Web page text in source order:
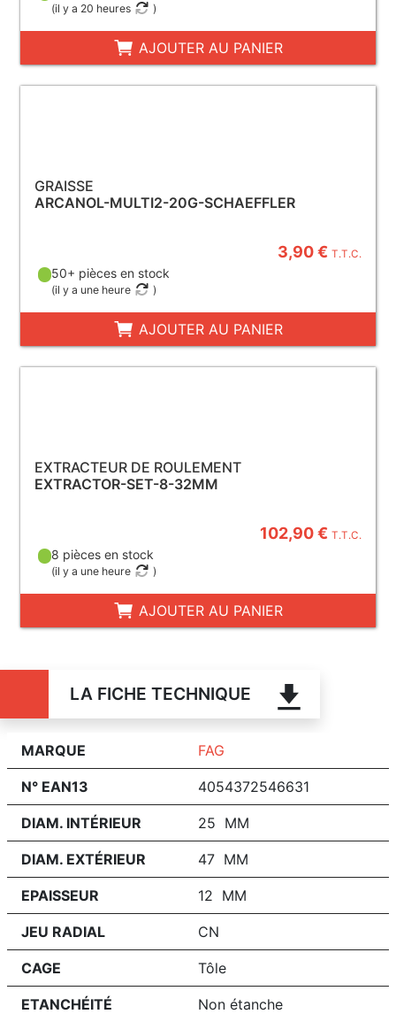
(il y a 20 heures )
AJOUTER AU PANIER
GRAISSE
ARCANOL-MULTI2-20G-SCHAEFFLER
3,90 €T.T.C.
50+ pièces en stock
(il y a une heure )
AJOUTER AU PANIER
EXTRACTEUR DE ROULEMENT
EXTRACTOR-SET-8-32MM
102,90 €T.T.C.
8 pièces en stock
(il y a une heure )
AJOUTER AU PANIER
LA FICHE TECHNIQUE
MARQUE FAG
N° EAN13 4054372546631
DIAM. INTÉRIEUR 25 MM
DIAM. EXTÉRIEUR 47 MM
EPAISSEUR 12 MM
JEU RADIAL CN
CAGE Tôle
ETANCHÉITÉ Non étanche